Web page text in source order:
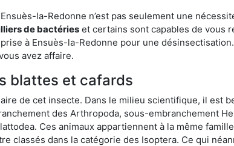
la-Redonne n’est pas seulement une
de bactéries et certains sont capables de vous
à Ensuès-la-Redonne pour une
avez affaire.
blattes et cafards
de cet insecte. Dans le milieu scientifique, il est
des Arthropoda, sous-embranchement
Ces animaux appartiennent à la même
classés dans la catégorie des Isoptera. Ce qui